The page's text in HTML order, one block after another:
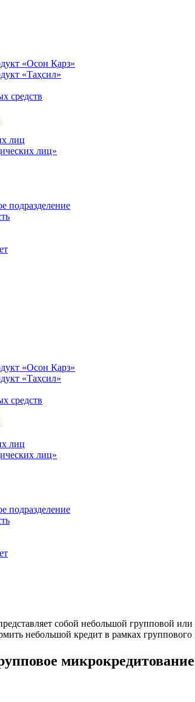
«Осон Қарз»
«Таҳсил»
средств
лиц
лиц»
подразделение
«Осон Қарз»
«Таҳсил»
средств
лиц
лиц»
подразделение
собой небольшой групповой
небольшой кредит в рамках группового
микрокредитование